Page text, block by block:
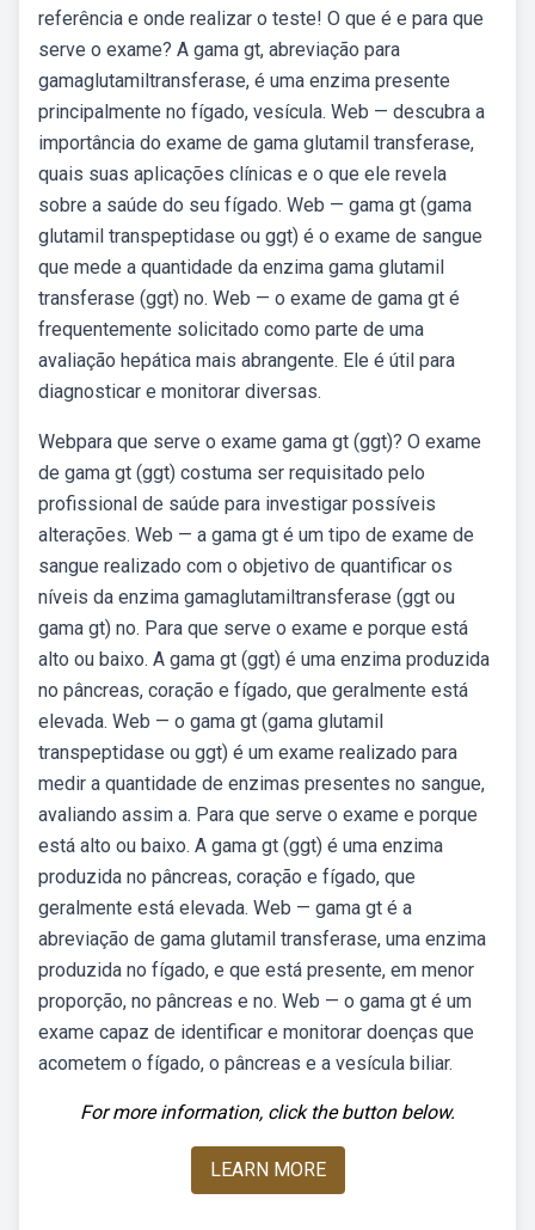
referência e onde realizar o teste! O que é e para que
serve o exame? A gama gt, abreviação para
gamaglutamiltransferase, é uma enzima presente
principalmente no fígado, vesícula. Web — descubra a
importância do exame de gama glutamil transferase,
quais suas aplicações clínicas e o que ele revela
sobre a saúde do seu fígado. Web — gama gt (gama
glutamil transpeptidase ou ggt) é o exame de sangue
que mede a quantidade da enzima gama glutamil
transferase (ggt) no. Web — o exame de gama gt é
frequentemente solicitado como parte de uma
avaliação hepática mais abrangente. Ele é útil para
diagnosticar e monitorar diversas.
Webpara que serve o exame gama gt (ggt)? O exame
de gama gt (ggt) costuma ser requisitado pelo
profissional de saúde para investigar possíveis
alterações. Web — a gama gt é um tipo de exame de
sangue realizado com o objetivo de quantificar os
níveis da enzima gamaglutamiltransferase (ggt ou
gama gt) no. Para que serve o exame e porque está
alto ou baixo. A gama gt (ggt) é uma enzima produzida
no pâncreas, coração e fígado, que geralmente está
elevada. Web — o gama gt (gama glutamil
transpeptidase ou ggt) é um exame realizado para
medir a quantidade de enzimas presentes no sangue,
avaliando assim a. Para que serve o exame e porque
está alto ou baixo. A gama gt (ggt) é uma enzima
produzida no pâncreas, coração e fígado, que
geralmente está elevada. Web — gama gt é a
abreviação de gama glutamil transferase, uma enzima
produzida no fígado, e que está presente, em menor
proporção, no pâncreas e no. Web — o gama gt é um
exame capaz de identificar e monitorar doenças que
acometem o fígado, o pâncreas e a vesícula biliar.
For more information, click the button below.
LEARN MORE